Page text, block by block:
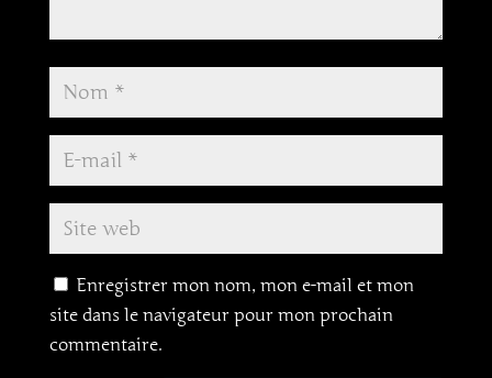
Enregistrer mon nom, mon e-mail et mon
site dans le navigateur pour mon prochain
commentaire.